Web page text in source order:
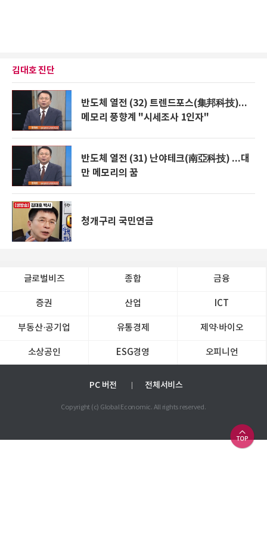
김대호 진단
반도체 열전 (32) 트렌드포스(集邦科技)...
메모리 풍향계 "시세조사 1인자"
반도체 열전 (31) 난야테크(南亞科技) ...대
만 메모리의 꿈
청개구리 국민연금
글로벌비즈 종합 금융
증권 산업 ICT
부동산·공기업 유통경제 제약∙바이오
소상공인 ESG경영 오피니언
PC 버전 전체서비스
Copyright (c) Global Economic. All rights reserved.